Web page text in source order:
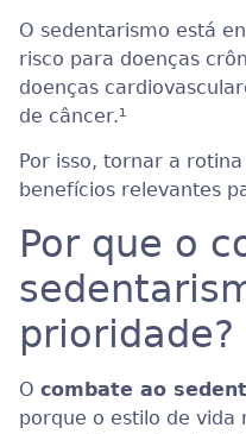
O sedentarismo está
risco para doenças
doenças
de câncer.¹
Por isso, tornar a
benefícios relevantes
Por que o
prioridade?
O combate ao
porque o estilo de vida